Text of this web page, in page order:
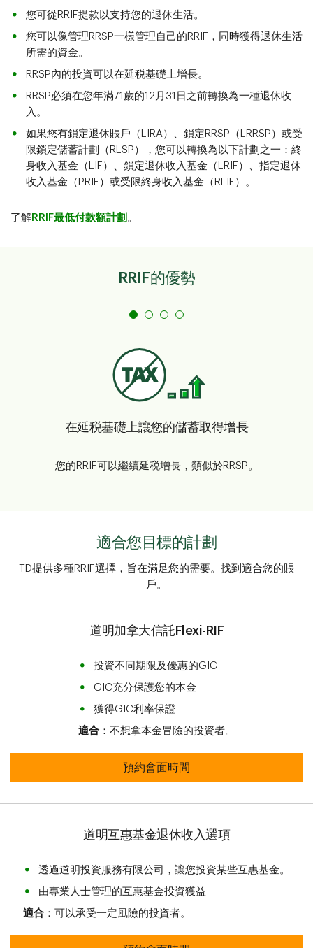
您可從RRIF提款以支持您的退休生活。
您可以像管理RRSP一樣管理自己的RRIF，同時獲得退休生活
所需的資金。
RRSP內的投資可以在延税基礎上增長。
RRSP必須在您年滿71歲的12月31日之前轉換為一種退休收
入。
如果您有鎖定退休賬戶（LIRA）、鎖定RRSP（LRRSP）或受
限鎖定儲蓄計劃（RLSP），您可以轉換為以下計劃之一：終
身收入基金（LIF）、鎖定退休收入基金（LRIF）、指定退休
收入基金（PRIF）或受限終身收入基金（RLIF）。
了解RRIF最低付款額計劃 。
RRIF的優勢
在延税基礎上讓您的儲蓄取得增長
您的RRIF可以繼續延税增長，類似於RRSP。
適合您目標的計劃
TD提供多種RRIF選擇，旨在滿足您的需要。找到適合您的賬
戶。
道明加拿大信託Flexi-RIF
投資不同期限及優惠的GIC
GIC充分保護您的本金
獲得GIC利率保證
適合：不想拿本金冒險的投資者。
道明加拿大信託Flexi-RIF 預約會面時
預約會面時間
道明互惠基金退休收入選項
透過道明投資服務有限公司，讓您投資某些互惠基金。
由專業人士管理的互惠基金投資獲益
適合 ：可以承受一定風險的投資者。